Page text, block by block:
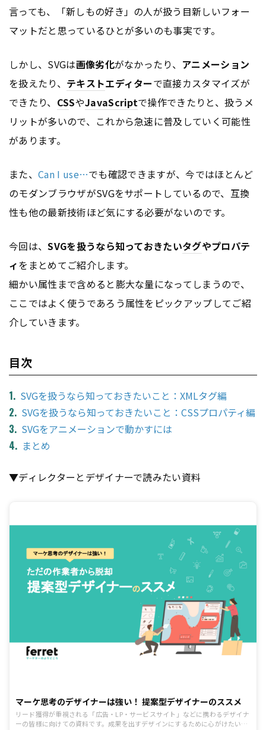
言っても、「新しもの好き」の人が扱う目新しいフォー
マットだと思っているひとが多いのも事実です。
しかし、SVGは画像劣化がなかったり、 アニメーション
を扱えたり、 テキストエディターで直接カスタマイズが
できたり、 CSSやJavaScriptで操作できたりと、扱うメ
リットが多いので、これから急速に普及していく可能性
があります。
また、 Can I use…でも確認できますが、今ではほとんど
のモダンブラウザがSVGをサポートしているので、互換
性も他の最新技術ほど気にする必要がないのです。
今回は、SVGを扱うなら知っておきたいタグやプロパテ
ィをまとめてご紹介します。
細かい属性まで含めると膨大な量になってしまうので、
ここではよく使うであろう属性をピックアップしてご紹
介していきます。
目次
SVGを扱うなら知っておきたいこと：XMLタグ編
SVGを扱うなら知っておきたいこと：CSSプロパティ編
SVGをアニメーションで動かすには
まとめ
▼ディレクターとデザイナーで読みたい資料
マーケ思考のデザイナーは強い！ 提案型デザイナーのススメ
リード獲得が重視される「広告・LP・サービスサイト」などに携わるデザイナ
ーの皆様に向けての資料です。成果を出すデザインにするために心がけたいポ